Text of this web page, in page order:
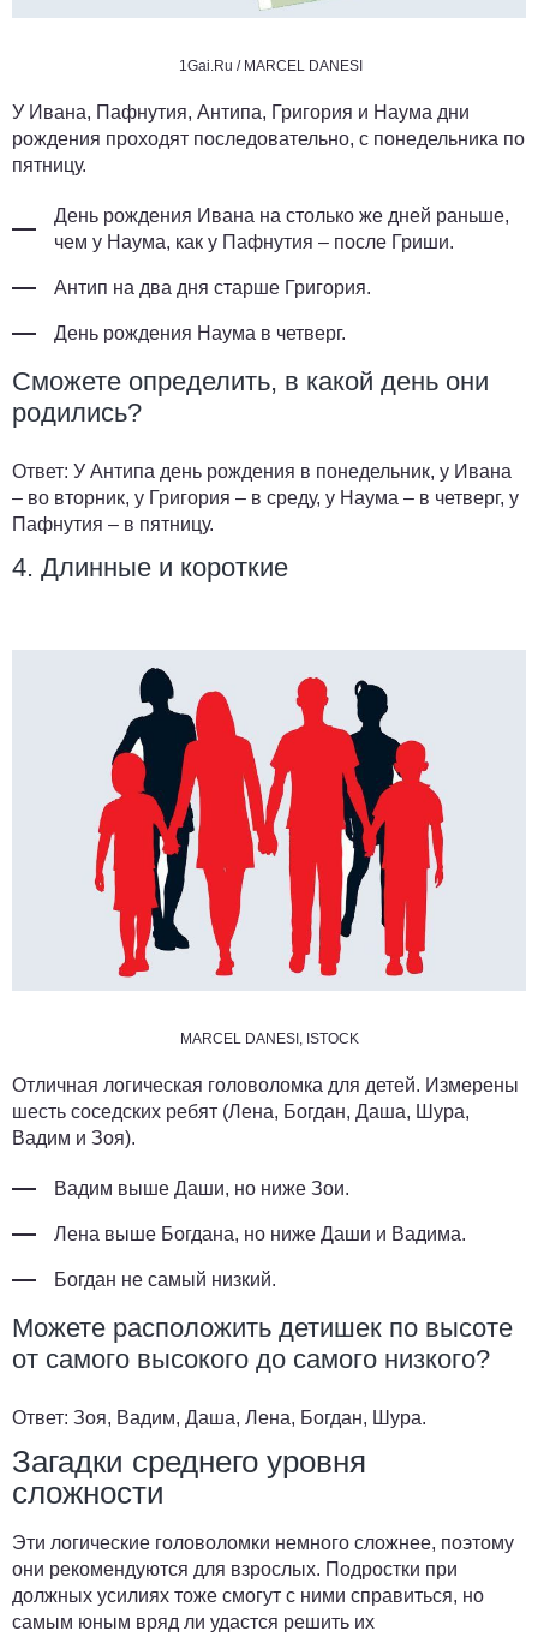
1Gai.Ru / MARCEL DANESI
У Ивана, Пафнутия, Антипа, Григория и Наума дни
рождения проходят последовательно, с понедельника по
пятницу.
День рождения Ивана на столько же дней раньше,
чем у Наума, как у Пафнутия – после Гриши.
Антип на два дня старше Григория.
День рождения Наума в четверг.
Сможете определить, в какой день они
родились?
Ответ: У Антипа день рождения в понедельник, у Ивана
– во вторник, у Григория – в среду, у Наума – в четверг, у
Пафнутия – в пятницу.
4. Длинные и короткие
MARCEL DANESI, ISTOCK
Отличная логическая головоломка для детей. Измерены
шесть соседских ребят (Лена, Богдан, Даша, Шура,
Вадим и Зоя).
Вадим выше Даши, но ниже Зои.
Лена выше Богдана, но ниже Даши и Вадима.
Богдан не самый низкий.
Можете расположить детишек по высоте
от самого высокого до самого низкого?
Ответ: Зоя, Вадим, Даша, Лена, Богдан, Шура.
Загадки среднего уровня
сложности
Эти логические головоломки немного сложнее, поэтому
они рекомендуются для взрослых. Подростки при
должных усилиях тоже смогут с ними справиться, но
самым юным вряд ли удастся решить их